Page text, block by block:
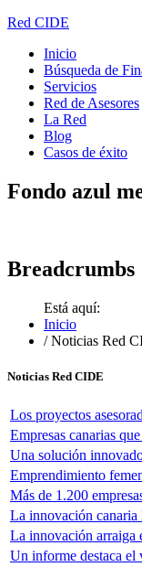
Red CIDE
Inicio
Búsqueda de
Servicios
Red de Asesores
La Red
Blog
Casos de éxito
Fondo azul
Breadcrumbs
Está aquí:
Inicio
/ Noticias Red
Noticias Red CIDE
Los proyectos
Empresas canarias
Una solución
Emprendimiento
Más de 1.200
La innovación canaria
La innovación arraiga
Un informe destaca el